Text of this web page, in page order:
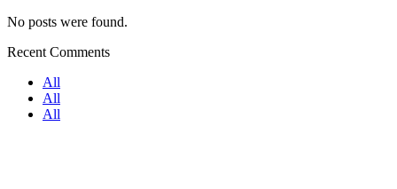
No posts were found.
Recent Comments
All
All
All